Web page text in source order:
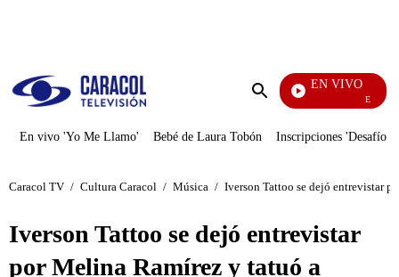
Enviar
EN VIVO
En vivo 'Yo Me Llamo' Bebé de Laura Tobón Inscripciones 'Desafío'
Caracol TV / Cultura Caracol / Música / Iverson Tattoo se dejó entrevistar
Iverson Tattoo se dejó entrevistar
por Melina Ramírez y tatuó a